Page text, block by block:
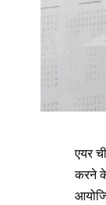
एयर
करने के